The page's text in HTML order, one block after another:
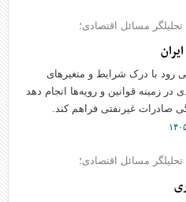
مسائل اقتصادی؛
رود با درک شرایط و متغیرهای
در زمینه قوانین و رویه‌ها انجام دهد
صادرات غیرنفتی فراهم کند.
مسائل اقتصادی؛